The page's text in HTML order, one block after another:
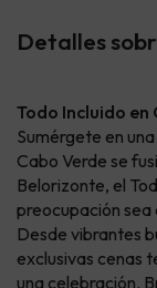
Detalles
Todo Incluido
Sumérgete en
Cabo Verde se
Belorizonte, el
preocupación sea
Desde vibrantes
exclusivas cenas
una celebración.